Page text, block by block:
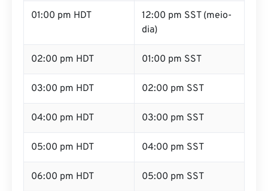
01:00 pm HDT
12:00 pm SST (meio-
dia)
02:00 pm HDT 01:00 pm SST
03:00 pm HDT 02:00 pm SST
04:00 pm HDT 03:00 pm SST
05:00 pm HDT 04:00 pm SST
06:00 pm HDT 05:00 pm SST